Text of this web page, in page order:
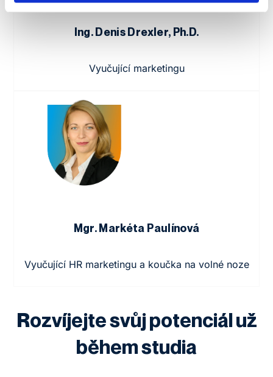
Ing. Denis Drexler, Ph.D.
Vyučující marketingu
Mgr. Markéta Paulínová
Vyučující HR marketingu a koučka na volné noze
Rozvíjejte svůj potenciál už
během studia